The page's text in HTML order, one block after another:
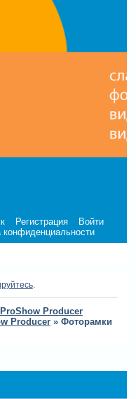
Регистрация
Войти
конфиденциальности
.
Producer
Producer » Фоторамки